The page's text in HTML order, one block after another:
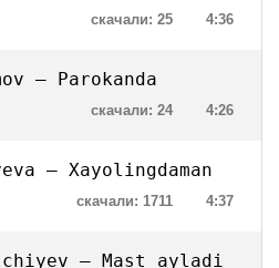
4:36
скачали: 25
— Parokanda
4:26
скачали: 24
— Xayolingdaman
4:37
скачали: 1711
— Mast ayladi